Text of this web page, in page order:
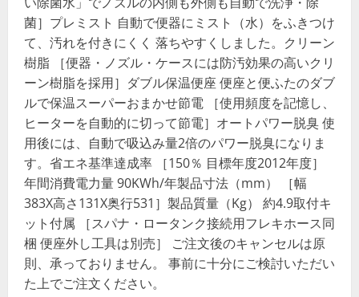
菌］プレミスト 自動で便器にミスト（水）をふきつけ
て、汚れを付きにくく 落ちやすくしました。クリーン
樹脂 ［便器・ノズル・ケースには防汚効果の高いクリ
ーン樹脂を採用］ダブル保温便座 便座と便ふたのダブ
ルで保温スーパーおまかせ節電 ［使用頻度を記憶し、
ヒーターを自動的に切って節電］オートパワー脱臭 使
用後には、自動で吸込み量2倍のパワー脱臭になりま
す。省エネ基準達成率 ［150％ 目標年度2012年度］
年間消費電力量 90KWh/年製品寸法（mm） ［幅
383X高さ131X奥行531］製品質量（Kg） 約4.9取付キ
ット付属 ［スパナ・ロータンク接続用フレキホース同
梱 便座外し工具は別売］ ご注文後のキャンセルは原
則、承っておりません。 事前に十分にご検討いただい
た上でご注文ください。